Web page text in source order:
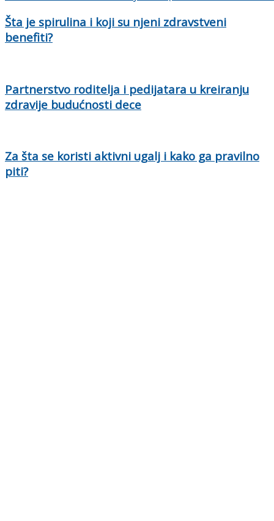
Šta je spirulina i koji su njeni zdravstveni
benefiti?
Partnerstvo roditelja i pedijatara u kreiranju
zdravije budućnosti dece
Za šta se koristi aktivni ugalj i kako ga pravilno
piti?